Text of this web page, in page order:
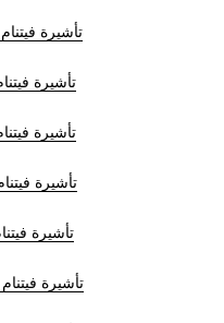
تأشيرة
تأشيرة
تأشيرة
تأشيرة
تأشيرة
تأشيرة